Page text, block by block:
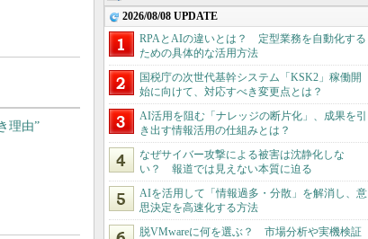
2026/08/08 UPDATE
RPAとAIの違いとは？ 定型業務を自動化する
ための具体的な活用方法
国税庁の次世代基幹システム「KSK2」稼働開
始に向けて、対応すべき変更点とは？
AI活用を阻む「ナレッジの断片化」、成果を引
き出す情報活用の仕組みとは？
なぜサイバー攻撃による被害は沈静化しな
い？ 報道では見えない本質に迫る
AIを活用して「情報過多・分散」を解消し、意
思決定を高速化する方法
脱VMwareに何を選ぶ？ 市場分析や実機検証